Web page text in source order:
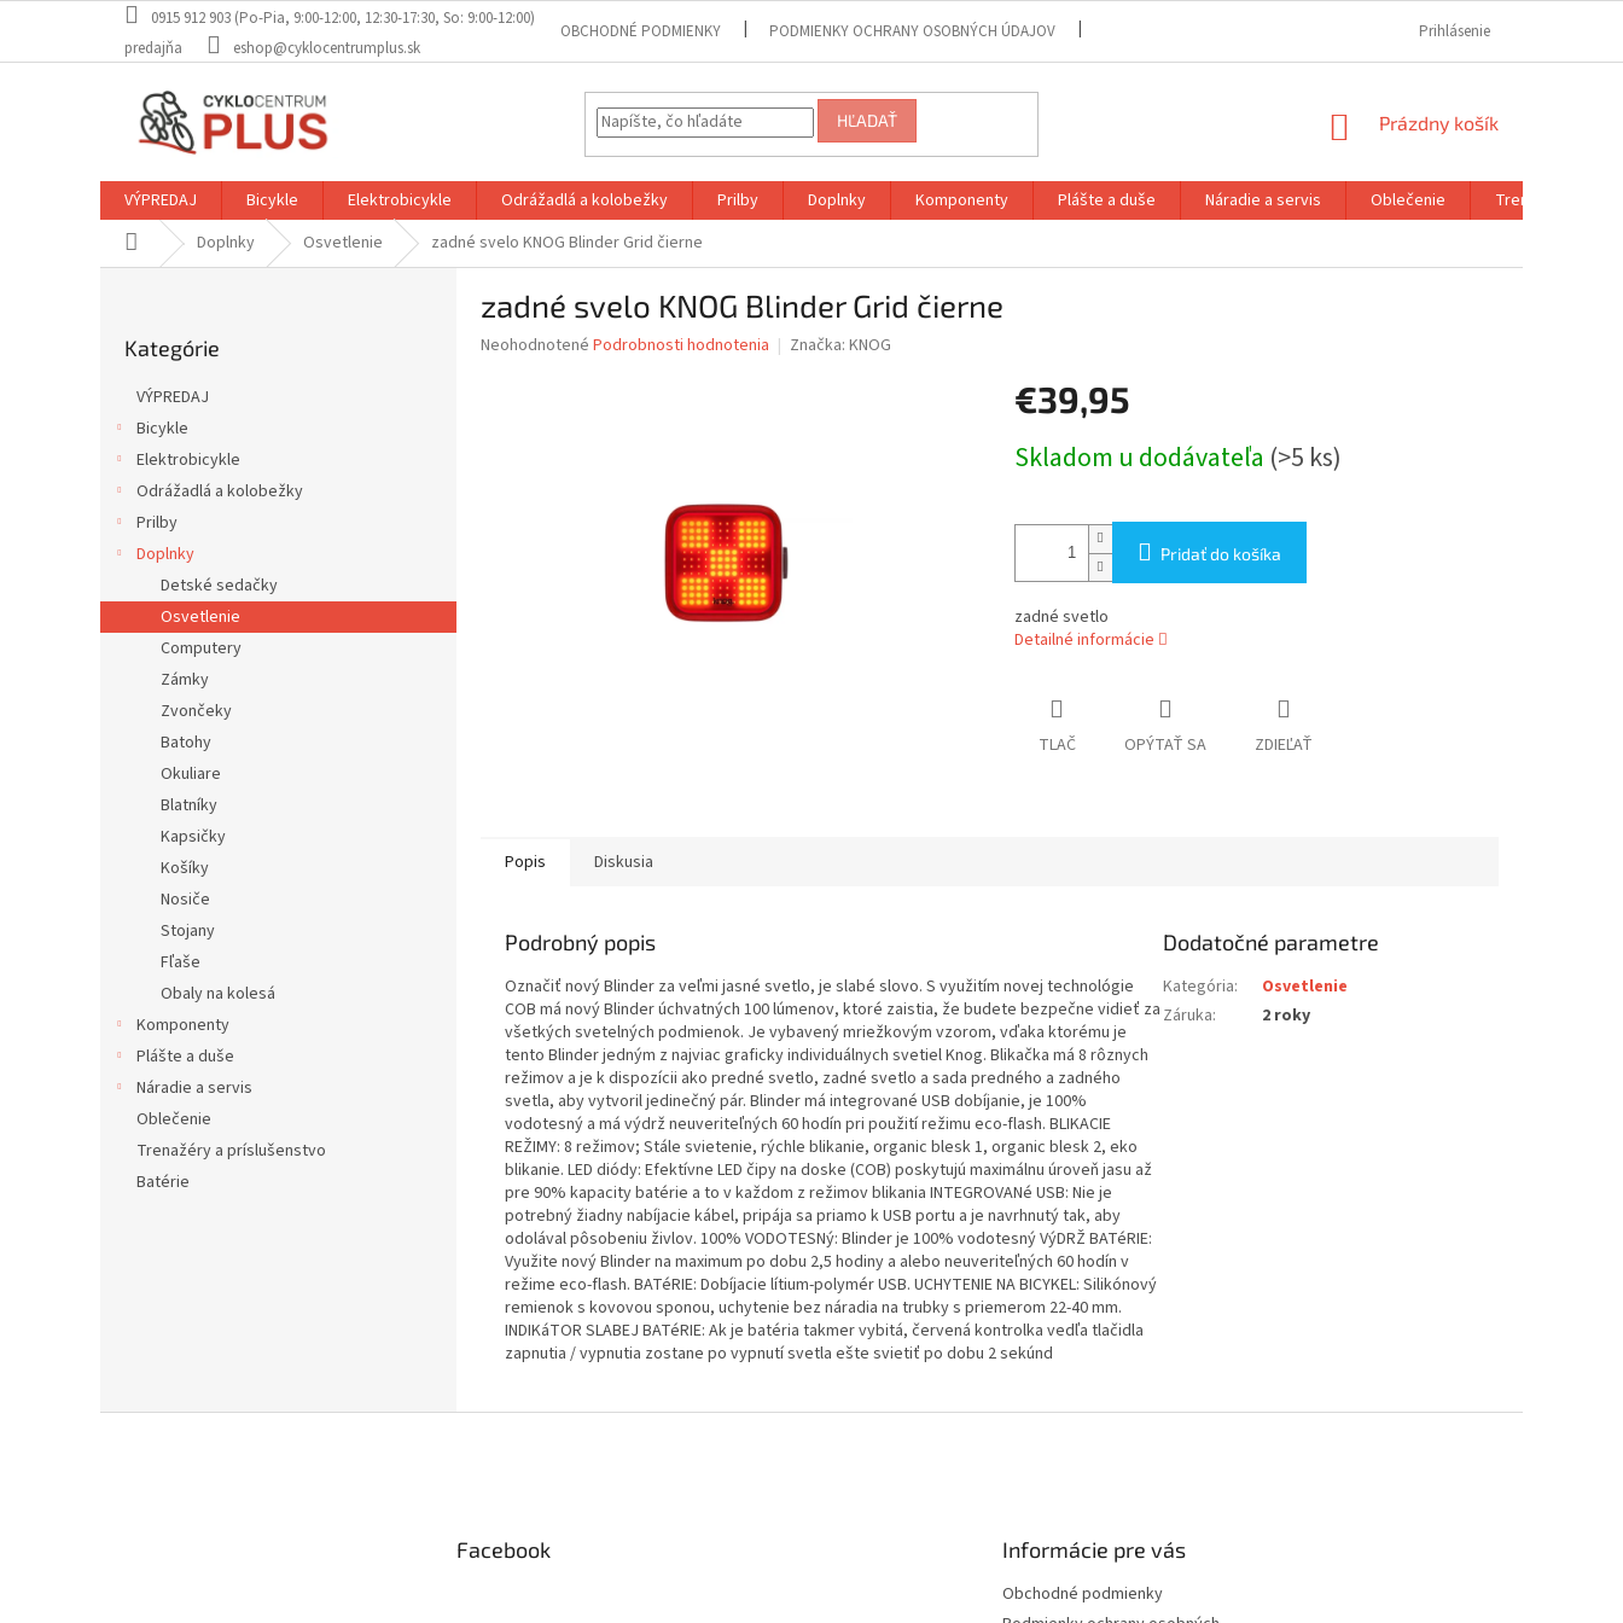
obsah
0915 912 903 (Po-Pia, 9:00-12:00, 12:30-17:30, So: 9:00-12:00)
predajňa
eshop@cyklocentrumplus.sk
OBCHODNÉ PODMIENKY PODMIENKY OCHRANY OSOBNÝCH ÚDAJOV REKLAMAČNÝ FORMULÁR
Prihlásenie
HĽADAŤ
NÁKUPNÝ
Prázdny košík
VÝPREDAJ Bicykle Elektrobicykle Odrážadlá a kolobežky Prilby Doplnky Komponenty Plášte a duše Náradie a servis Oblečenie
Trenažéry a
DomovDoplnky Osvetlenie zadné svelo KNOG Blinder Grid čierne
kategórie
Kategórie
VÝPREDAJ
Bicykle
Elektrobicykle
Odrážadlá a kolobežky
Prilby
Doplnky
Detské sedačky
Osvetlenie
Computery
Zámky
Zvončeky
Batohy
Okuliare
Blatníky
Kapsičky
Košíky
Nosiče
Stojany
Fľaše
Obaly na kolesá
Komponenty
Plášte a duše
Náradie a servis
Oblečenie
Trenažéry a príslušenstvo
Batérie
zadné svelo KNOG Blinder Grid čierne
Priemerné
Neohodnotené Podrobnosti hodnotenia Značka: KNOG
€39,95
cena:
Skladom u dodávateľa (>5 ks)
Pridať do košíka
zadné svetlo
Detailné informácie
TLAČ OPÝTAŤ SA ZDIEĽAŤ
Popis Diskusia
Podrobný popis
Označiť nový Blinder za veľmi jasné svetlo, je slabé slovo. S využitím novej technológie
COB má nový Blinder úchvatných 100 lúmenov, ktoré zaistia, že budete bezpečne vidieť za
všetkých svetelných podmienok. Je vybavený mriežkovým vzorom, vďaka ktorému je
tento Blinder jedným z najviac graficky individuálnych svetiel Knog. Blikačka má 8 rôznych
režimov a je k dispozícii ako predné svetlo, zadné svetlo a sada predného a zadného
svetla, aby vytvoril jedinečný pár. Blinder má integrované USB dobíjanie, je 100%
vodotesný a má výdrž neuveriteľných 60 hodín pri použití režimu eco-flash. BLIKACIE
REŽIMY: 8 režimov; Stále svietenie, rýchle blikanie, organic blesk 1, organic blesk 2, eko
blikanie. LED diódy: Efektívne LED čipy na doske (COB) poskytujú maximálnu úroveň jasu až
pre 90% kapacity batérie a to v každom z režimov blikania INTEGROVANé USB: Nie je
potrebný žiadny nabíjacie kábel, pripája sa priamo k USB portu a je navrhnutý tak, aby
odolával pôsobeniu živlov. 100% VODOTESNý: Blinder je 100% vodotesný VýDRŽ BATéRIE:
Využite nový Blinder na maximum po dobu 2,5 hodiny a alebo neuveriteľných 60 hodín v
režime eco-flash. BATéRIE: Dobíjacie lítium-polymér USB. UCHYTENIE NA BICYKEL: Silikónový
remienok s kovovou sponou, uchytenie bez náradia na trubky s priemerom 22-40 mm.
INDIKáTOR SLABEJ BATéRIE: Ak je batéria takmer vybitá, červená kontrolka vedľa tlačidla
zapnutia / vypnutia zostane po vypnutí svetla ešte svietiť po dobu 2 sekúnd
Dodatočné parametre
Kategória:
Osvetlenie
Záruka: 2 roky
Facebook Informácie pre vás
Obchodné podmienky